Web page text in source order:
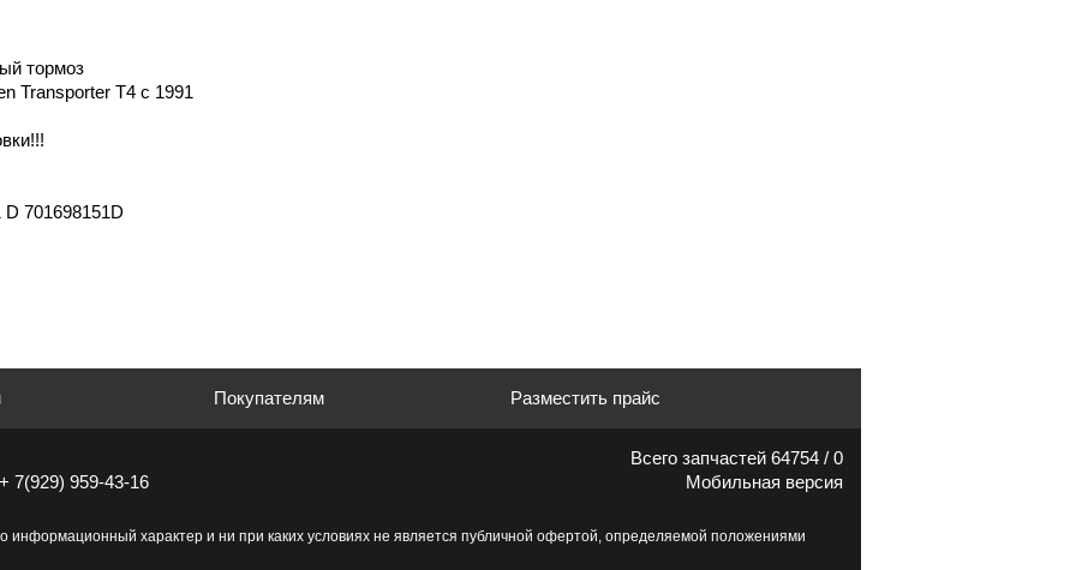
тормоз
Transporter T4 с 1991
D 701698151D
Покупателям Разместить прайс
7(929) 959-43-16
Всего запчастей 64754 / 0
Мобильная версия
информационный характер и ни при каких условиях не является публичной офертой, определяемой положениями